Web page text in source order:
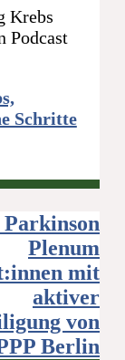
Krebs
Podcast
Schritte
Parkinson
Plenum
mit
aktiver
von
Berlin